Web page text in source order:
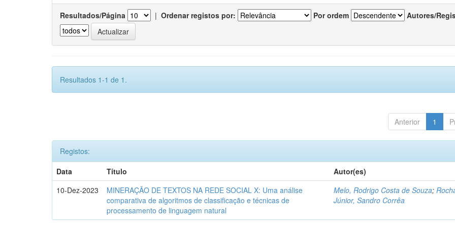
Resultados/Página | Ordenar registos por: Por ordem Autores/
Resultados 1-1 de 1.
Anterior 1
Registos:
Data
Título
Autor(es)
10-Dez-2023
MINERAÇÃO DE TEXTOS NA REDE SOCIAL X: Uma análise
comparativa de algoritmos de classificação e técnicas de
processamento de linguagem natural
Melo, Rodrigo Costa de Souza;
Júnior, Sandro Corrêa